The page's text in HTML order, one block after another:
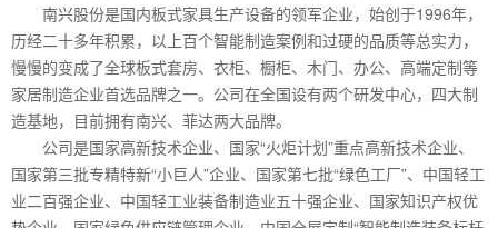
南兴股份是国内板式家具生产设备的领军企业，始创于1996年，
历经二十多年积累，以上百个智能制造案例和过硬的品质等总实力，
慢慢的变成了全球板式套房、衣柜、橱柜、木门、办公、高端定制等
家居制造企业首选品牌之一。公司在全国设有两个研发中心，四大制
造基地，目前拥有南兴、菲达两大品牌。
公司是国家高新技术企业、国家“火炬计划”重点高新技术企业、
国家第三批专精特新“小巨人”企业、国家第七批“绿色工厂”、中国轻工
业二百强企业、中国轻工业装备制造业五十强企业、国家知识产权优